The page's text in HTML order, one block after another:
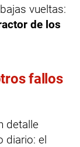
vueltas:
de los
fallos
detalle
diario: el